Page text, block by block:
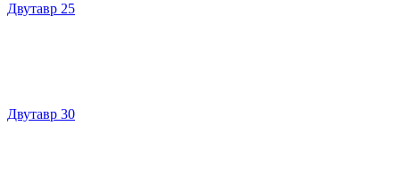
Двутавр 25
Двутавр 30